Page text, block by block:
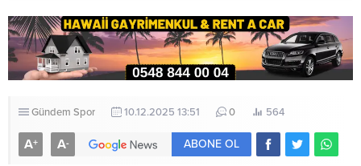
Gündem Spor 10.12.2025 13:51 0 564
A+ A- ABONE OL